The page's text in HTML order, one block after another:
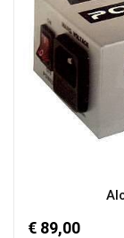
€ 89,00